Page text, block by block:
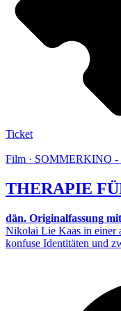
Ticket
Film · SOMMERKINO -
THERAPIE
dän. Originalfassung
Nikolai Lie Kaas in einer
konfuse Identitäten und